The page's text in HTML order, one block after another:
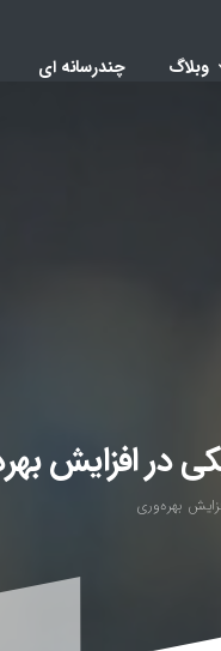
وبلاگ چندرسانه ای
در افزایش
بهره‌وری